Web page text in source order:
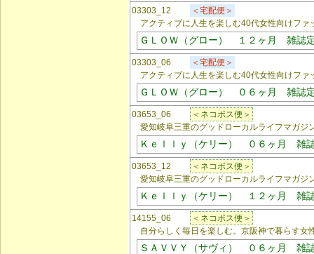
03303_12
＜宅配便＞
アクティブに人生を楽しむ40代女性向けファ
ＧＬＯＷ（グロー） １２ヶ月 雑誌
03303_06
＜宅配便＞
アクティブに人生を楽しむ40代女性向けファ
ＧＬＯＷ（グロー） ０６ヶ月 雑誌
03653_06
＜ネコポス便＞
愛知岐阜三重のグッドローカルライフマガジ
Ｋｅｌｌｙ（ケリー） ０６ヶ月 雑
03653_12
＜ネコポス便＞
愛知岐阜三重のグッドローカルライフマガジ
Ｋｅｌｌｙ（ケリー） １２ヶ月 雑
14155_06
＜ネコポス便＞
自分らしく毎日を楽しむ。京阪神で暮らす女
ＳＡＶＶＹ（サヴィ） ０６ヶ月 雑